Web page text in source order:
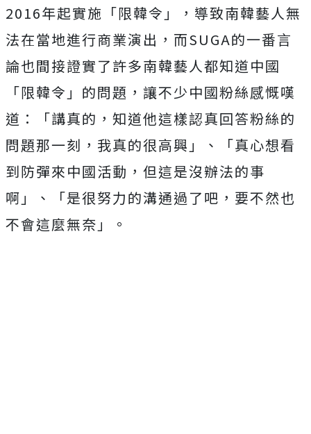
2016年起實施「限韓令」，導致南韓藝人無
法在當地進行商業演出，而SUGA的一番言
論也間接證實了許多南韓藝人都知道中國
「限韓令」的問題，讓不少中國粉絲感慨嘆
道：「講真的，知道他這樣認真回答粉絲的
問題那一刻，我真的很高興」、「真心想看
到防彈來中國活動，但這是沒辦法的事
啊」、「是很努力的溝通過了吧，要不然也
不會這麼無奈」。